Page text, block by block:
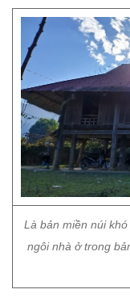
Là bản miền núi
ngôi nhà ở trong